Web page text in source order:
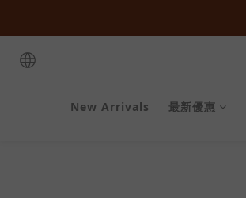
New Arrivals 最新優惠